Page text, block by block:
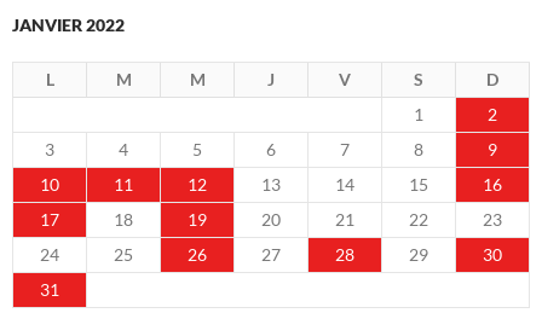
JANVIER 2022
L M M J V S
D
1
2
3
4 5 6 7 8
9
10
11 12 13 14 15
16
17
18 19 20 21 22
23
24
25 26 27 28 29
30
31